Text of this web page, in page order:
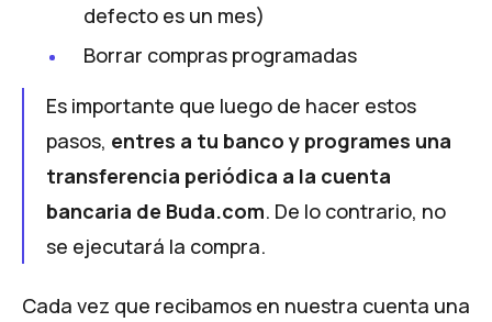
defecto es un mes)
Borrar compras programadas
Es importante que luego de hacer estos
pasos, entres a tu banco y programes una
transferencia periódica a la cuenta
bancaria de Buda.com. De lo contrario, no
se ejecutará la compra.
Cada vez que recibamos en nuestra cuenta una